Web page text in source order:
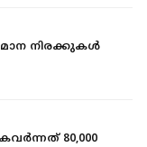
നിരക്കുകള്‍
80,000